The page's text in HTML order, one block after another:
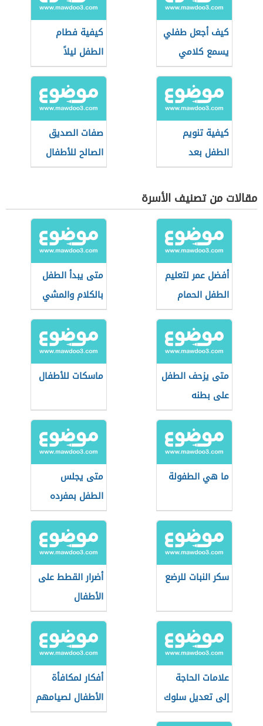
كيف أجعل طفلي
يسمع كلامي
كيفية فطام
الطفل ليلاً
كيفية تنويم
الطفل بعد
الفطام
صفات الصديق
الصالح للأطفال
مقالات من تصنيف الأسرة
أفضل عمر لتعليم
الطفل الحمام
متى يبدأ الطفل
بالكلام والمشي
متى يزحف الطفل
على بطنه
ماسكات للأطفال
ما هي الطفولة
متى يجلس
الطفل بمفرده
سكر النبات للرضع
أضرار القطط على
الأطفال
علامات الحاجة
إلى تعديل سلوك
الطفل
أفكار لمكافأة
الأطفال لصيامهم
رمضان